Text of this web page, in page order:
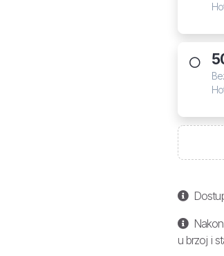
u brzoj i